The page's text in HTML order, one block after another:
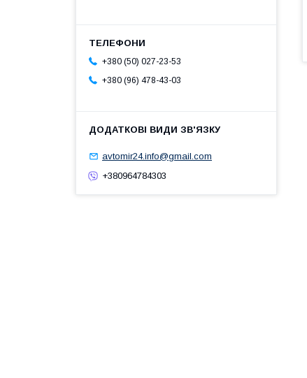
+380 (50) 027-23-53
+380 (96) 478-43-03
avtomir24.info@gmail.com
+380964784303